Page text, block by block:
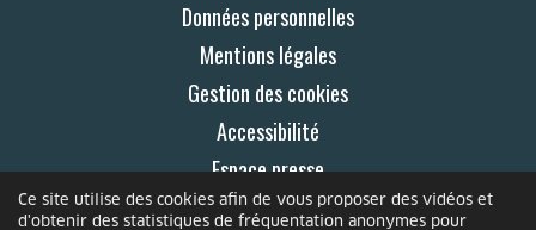
Ce site utilise des cookies afin de vous proposer des vidéos et
d'obtenir des statistiques de fréquentation anonymes pour
Données personnelles
Mentions légales
Gestion des cookies
Accessibilité
Espace presse
Contact